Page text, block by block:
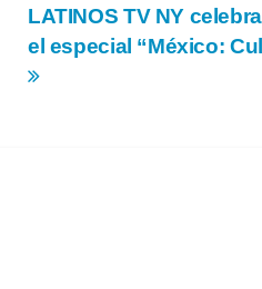
LATINOS TV NY
el especial “México: